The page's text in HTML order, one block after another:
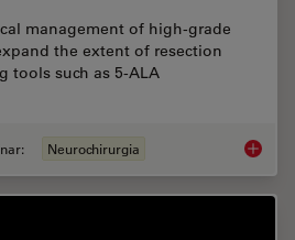
management of high-grade
the extent of resection
tools such as 5-ALA
Neurochirurgia